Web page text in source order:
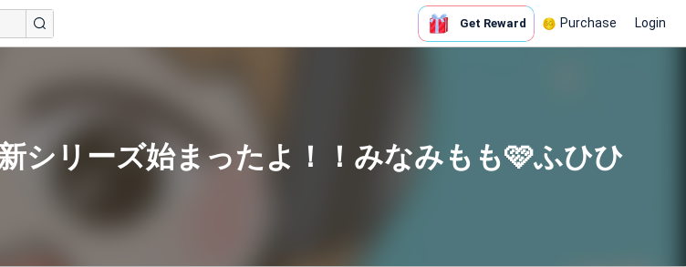
Get Reward Purchase Login
シリーズ始まったよ！！みなみもも🩷ふひひ